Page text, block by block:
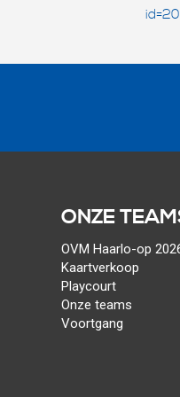
ONZE
OVM Haarlo-op
Kaartverkoop
Playcourt
Onze teams
Voortgang